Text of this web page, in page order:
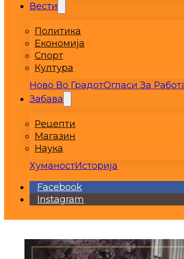
Вести
Политика
Економија
Спорт
Култура
Ново Во ГрадотОгласи За
Забава
Рецепти
Магазин
Наука
ХуманостИсторија
Facebook
Instagram